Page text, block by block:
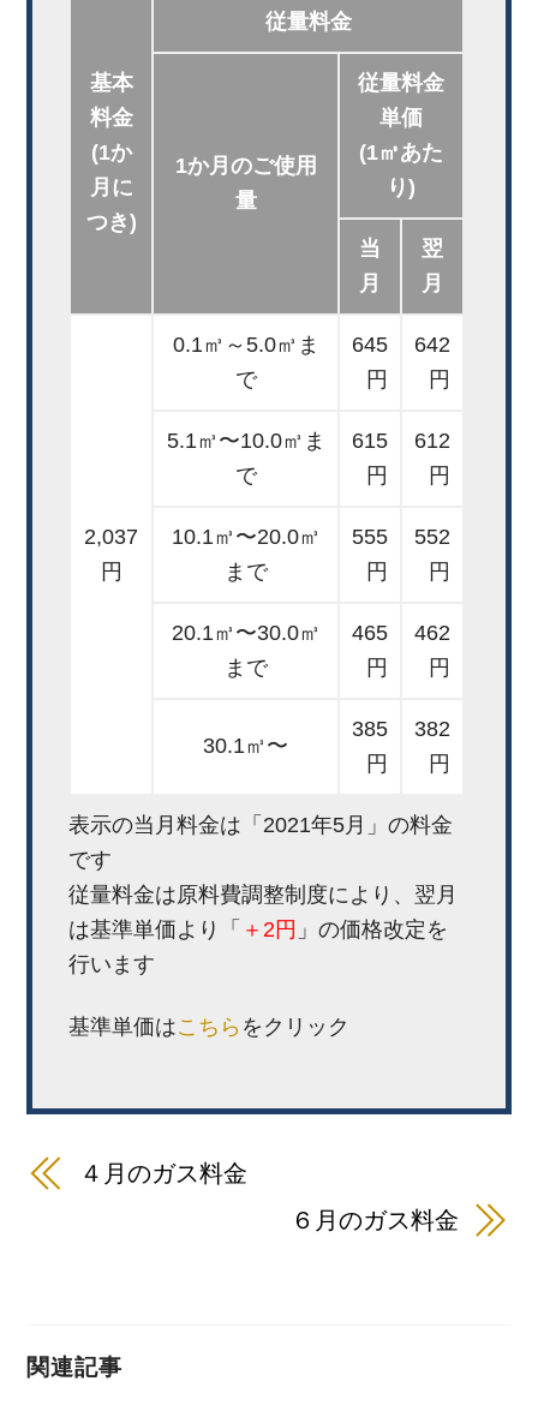
基本
料金
(1か
月に
つき)
従量料金
1か月のご使用
量
従量料金
単価
(1㎥あた
り)
当
月
翌
月
2,037
円
0.1㎥～5.0㎥ま
で
645
円
642
円
5.1㎥〜10.0㎥ま
で
615
円
612
円
10.1㎥〜20.0㎥
まで
555
円
552
円
20.1㎥〜30.0㎥
まで
465
円
462
円
30.1㎥〜
385
円
382
円
表示の当月料金は「2021年5月」の料金
です
従量料金は原料費調整制度により、翌月
は基準単価より「 ＋2円 」の価格改定を
行います
基準単価はこちら をクリック
４月のガス料金
６月のガス料金
関連記事